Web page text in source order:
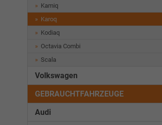
Kamiq
Karoq
Kodiaq
Octavia Combi
Scala
Volkswagen
GEBRAUCHTFAHRZEUGE
Audi